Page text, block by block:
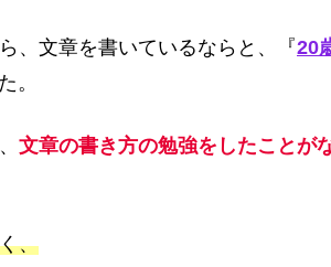
、文章を書いているならと、『20
。
文章の書き方の勉強をしたことが
、